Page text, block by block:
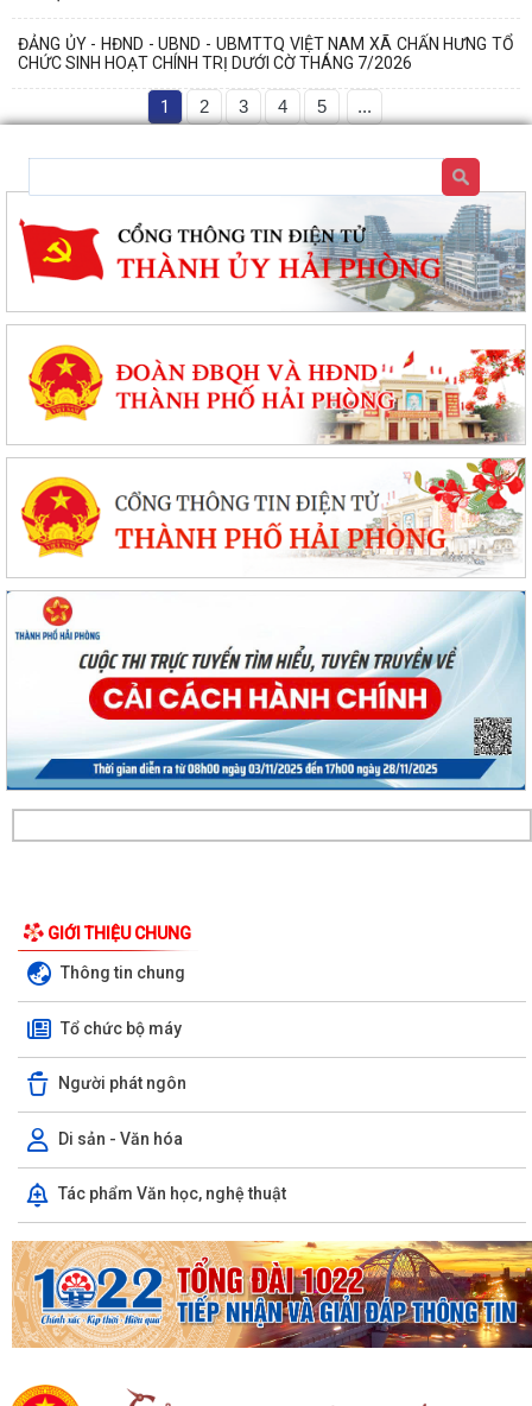
ĐẢNG ỦY - HĐND - UBND - UBMTTQ VIỆT NAM XÃ CHẤN HƯNG TỔ
CHỨC SINH HOẠT CHÍNH TRỊ DƯỚI CỜ THÁNG 7/2026
1 2 3 4 5 ...
GIỚI THIỆU CHUNG
Thông tin chung
Tổ chức bộ máy
Người phát ngôn
Di sản - Văn hóa
Tác phẩm Văn học, nghệ thuật
Ủy ban Mặt trận Tổ quốc xã Chấn Hưng đồng hành cùng nhân dân
trong chuyển đổi số vì sức khỏe cộng...
mô hình "Giải quyết thủ tục hành...
Hội đồng nhân dân xã Chấn Hưng khóa II, nhiệm kỳ 2026 - 2031 tổ
chức Kỳ họp thứ 3 HĐND xã
Hướng tới kỷ niệm 79 năm Ngày Thương binh - Liệt sĩ (27/7/1947 -
27/7/2026), xã Chấn Hưng tổ chức...
địa tiến độ giải phóng mặt bằng,...
Xã Chấn Hưng tổ chức Hội nghị hướng dẫn hộ kinh doanh hoàn thiện
thủ tục chấm dứt hoạt động kinh...
Hưng nhiệm kỳ 2025 - 2030